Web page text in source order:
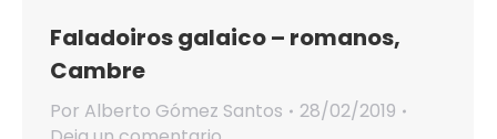
Faladoiros galaico – romanos,
Cambre
Por Alberto Gómez Santos
28/02/2019